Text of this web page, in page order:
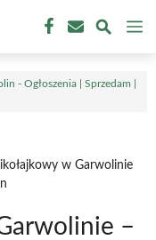
- Ogłoszenia | Sprzedam |
w Garwolinie
–